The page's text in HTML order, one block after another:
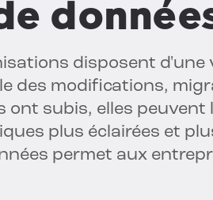
disposent d'une
des modifications,
ont subis, elles
plus éclairées et
permet aux